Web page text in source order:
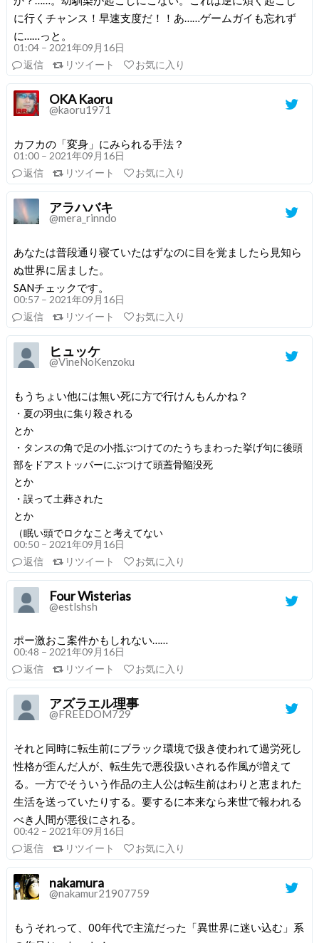
に行くチャンス！早速支度だ！！あ……ゲームガイも忘れず
に……っと。
01:04 – 2021年09月16日
返信
リツイート お気に入り
OKA Kaoru
@kaoru1971
カフカの「変身」にみられる手法？
01:00 – 2021年09月16日
返信
リツイート お気に入り
アラハバキ
@mera_rinndo
あなたは普段通り寝ていたはずなのに目を覚ましたら見知ら
ぬ世界に居ました。
SANチェックです。
00:57 – 2021年09月16日
返信
リツイート お気に入り
ヒュッケ
@VineNoKenzoku
もうちょい他には無い死に方で行けんもんかね？
・夏の羽虫に集り殺される
とか
・タンスの角で足の小指ぶつけてのたうちまわった挙げ句に後頭
部をドアストッパーにぶつけて頭蓋骨陥没死
とか
・誤って土葬された
とか
（眠い頭でロクなこと考えてない
00:50 – 2021年09月16日
返信
リツイート お気に入り
Four Wisterias
@estlshsh
ポー激おこ案件かもしれない……
00:48 – 2021年09月16日
返信
リツイート お気に入り
アズラエル理事
@FREEDOM729
それと同時に転生前にブラック環境で扱き使われて過労死し
性格が歪んだ人が、転生先で悪役扱いされる作風が増えて
る。一方でそういう作品の主人公は転生前はわりと恵まれた
生活を送っていたりする。要するに本来なら来世で報われる
べき人間が悪役にされる。
00:42 – 2021年09月16日
返信
リツイート お気に入り
nakamura
@nakamur21907759
もうそれって、00年代で主流だった「異世界に迷い込む」系